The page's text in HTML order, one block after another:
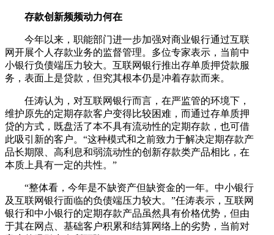
存款创新频频动力何在
今年以来，职能部门进一步加强对商业银行通过互联
网开展个人存款业务的监督管理。多位专家表示，当前中
小银行负债端压力较大。互联网银行推出存单质押贷款服
务，表面上是贷款，但究其根本仍是冲着存款而来。
任涛认为，对互联网银行而言，在严监管的环境下，
维护原先的定期存款客户变得比较困难，而通过存单质押
贷的方式，既盘活了本不具有流动性的定期存款，也可借
此吸引新的客户。“这种模式和之前致力于解决定期存款产
品长期限、高利息和弱流动性的创新存款类产品相比，在
本质上具有一定的共性。”
“整体看，今年是不缺资产但缺资金的一年。中小银行
及互联网银行面临的负债端压力较大。”任涛表示，互联网
银行和中小银行的定期存款产品虽然具有价格优势，但由
于其在网点、基础客户积累和结算网络上的劣势，当前对